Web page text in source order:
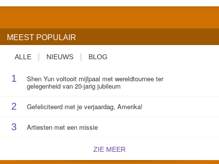
MEEST POPULAIR
ALLE NIEUWS BLOG
1 Shen Yun voltooit mijlpaal met wereldtournee ter
gelegenheid van 20-jarig jubileum
2 Gefeliciteerd met je verjaardag, Amerika!
3 Artiesten met een missie
ZIE MEER